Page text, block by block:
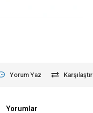
Yorum Yaz Karşılaştır
Yorumlar